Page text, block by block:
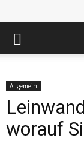
Allgemein
worauf